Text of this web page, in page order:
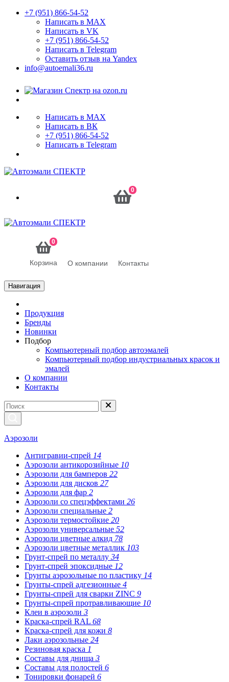
+7 (951) 866-54-52
Написать в MAX
Написать в VK
+7 (951) 866-54-52
Написать в Telegram
Оставить отзыв на Yandex
info@autoemali36.ru
Написать в MAX
Написать в ВК
+7 (951) 866-54-52
Написать в Telegram
0
0
Корзина О компании Контакты
Навигация
Продукция
Бренды
Новинки
Подбор
Компьютерный подбор автоэмалей
Компьютерный подбор индустриальных красок и
эмалей
О компании
Контакты
Аэрозоли
Антигравии-спрей 14
Аэрозоли антикорозийные 10
Аэрозоли для бамперов 22
Аэрозоли для дисков 27
Аэрозоли для фар 2
Аэрозоли со спецэффектами 26
Аэрозоли специальные 2
Аэрозоли термостойкие 20
Аэрозоли универсальные 52
Аэрозоли цветные алкид 78
Аэрозоли цветные металлик 103
Грунт-спрей по металлу 34
Грунт-спрей эпоксидные 12
Грунты аэрозольные по пластику 14
Грунты-спрей адгезионные 4
Грунты-спрей для сварки ZINC 9
Грунты-спрей протравливающие 10
Клеи в аэрозоли 3
Краска-спрей RAL 68
Краска-спрей для кожи 8
Лаки аэрозольные 24
Резиновая краска 1
Составы для днища 3
Составы для полостей 6
Тонировки фонарей 6